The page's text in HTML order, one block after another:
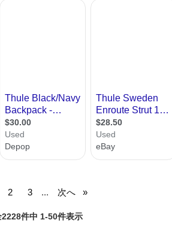
2 3 ... 次へ
2228件中 1-50件表示